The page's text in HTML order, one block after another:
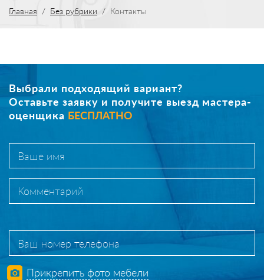
Главная Без рубрики Контакты
Выбрали подходящий вариант?
Оставьте заявку и получите выезд мастера-
оценщика БЕСПЛАТНО
Прикрепить фото мебели